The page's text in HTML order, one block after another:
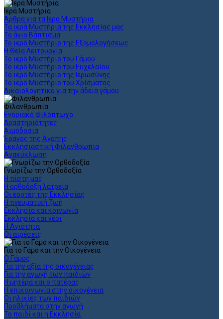
Ιερά Μυστήρια
Άρθρα για τα Ιερά Μυστήρια
Τα ιερά Μυστήρια της Εκκλησίας μας
Το άγιο Βάπτισμα
Το ιερό Μυστήριο της Εξομολογήσεως
Η Θεία Λειτουργία
Το ιερό Μυστήριο του Γάμου
Το ιερό Μυστήριο του Ευχελαίου
Το ιερό Μυστήριο της Ιερωσύνης
Το ιερό Μυστήριο του Χρίσματος
Δικαιολογητικά για την άδεια γάμου
Φιλανθρωπία
Ενοριακό Φιλόπτωχο
Δραστηριότητες
Αιμοδοσία
Έρανος της Αγάπης
Εκκλησιαστική Φιλανθρωπία
Ανακύκλωση
Γνωρίζω την Ορθοδοξία
Η πίστη μας
Η ορθόδοξη λατρεία
Οι εορτές της Εκκλησίας
Η πνευματική ζωή
Εκκλησία και κοινωνία
Εκκλησία και νέοι
Η Αγιότητα
Οι αιρέσεις
Για το Γάμο και την Οικογένεια
Ο Γάμος
Για την αξία της οικογένειας
Για την αγωγή των παιδιών
Η μητέρα και ο πατέρας
Η επικοινωνία στην οικογένεια
Οι ηλικίες των παιδιών
Προβλήματα στην αγωγή
Το παιδί και η Εκκλησία